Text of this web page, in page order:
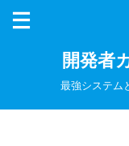
開発者
最強システム